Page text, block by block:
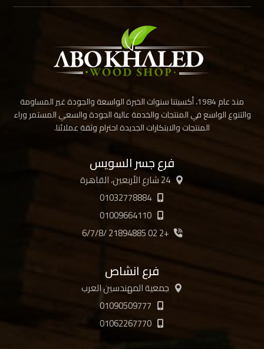
منذ عام 1984، أكسبتنا سنوات الخبرة الواسعة والجودة غير المساومة
والتنوع الواسع في المنتجات والخدمة عالية الجودة والسعي المستمر وراء
المنتجات والابتكارات الجديدة احترام وثقة عملائنا.
فرع جسر السويس
24 شارع الأربعين، القاهرة
01032778884
01009664110
+2 02 21894885 /6/7/8
فرع انشاص
جمعية المهندسين العرب
01090509777
01062267770